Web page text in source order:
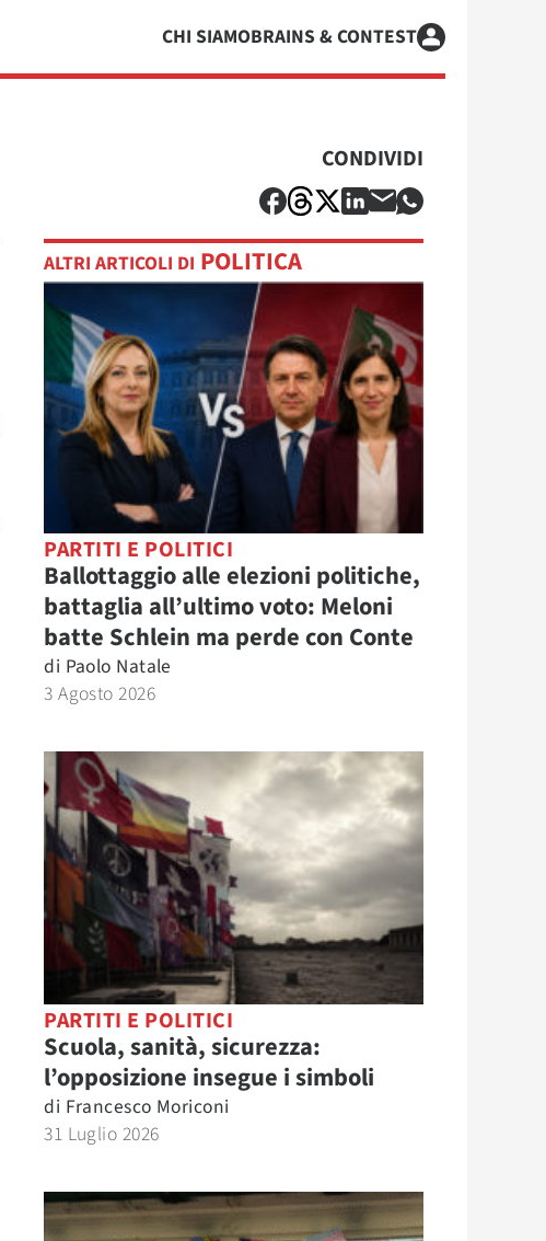
CHI SIAMOBRAINS & CONTEST
CONDIVIDI
ALTRI ARTICOLI DI POLITICA
PARTITI E POLITICI
Ballottaggio alle elezioni politiche,
battaglia all’ultimo voto: Meloni
batte Schlein ma perde con Conte
di Paolo Natale
3 Agosto 2026
PARTITI E POLITICI
Scuola, sanità, sicurezza:
l’opposizione insegue i simboli
di Francesco Moriconi
31 Luglio 2026